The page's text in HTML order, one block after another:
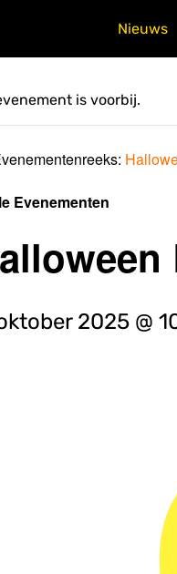
Nieuws
is voorbij.
Evenementen
2025 @